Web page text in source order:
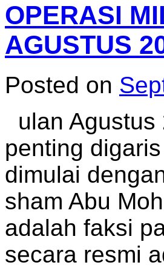
OPERASI
AGUSTUS
Posted on
ulan
penting
dimulai
sham Abu
adalah faksi
secara resmi